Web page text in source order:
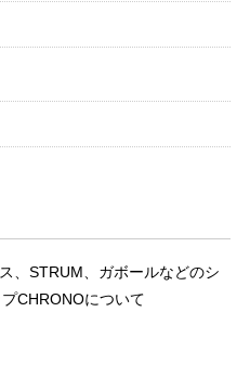
、STRUM、ガボールなどのシ
CHRONOについて